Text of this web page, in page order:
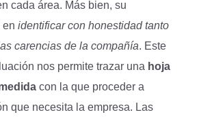
cada área. Más bien, su
en identificar con honestidad tanto
carencias de la compañía. Este
nos permite trazar una hoja
con la que proceder a
que necesita la empresa. Las